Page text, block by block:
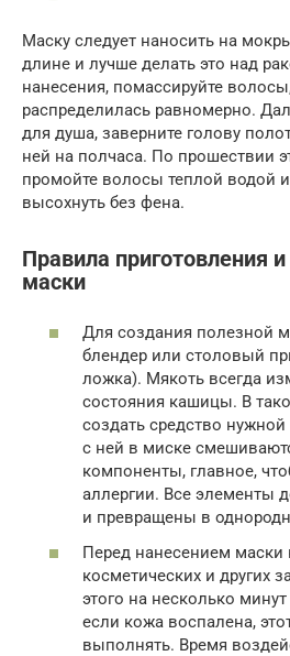
Маску следует наносить на
длине и лучше делать это над
нанесения, помассируйте
распределилась равномерно.
для душа, заверните голову
ней на полчаса. По прошествии
промойте волосы теплой водой
высохнуть без фена.
Правила приготовления
маски
Для создания полезной
блендер или столовый
ложка). Мякоть всегда
состояния кашицы. В
создать средство
с ней в миске
компоненты, главное,
аллергии. Все
и превращены в
Перед нанесением маски
косметических и других
этого на несколько
если кожа воспалена,
выполнять. Время